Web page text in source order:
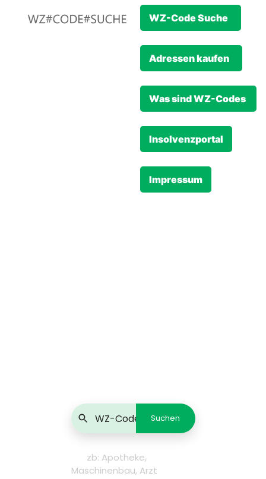
WZ-Code Suche
Adressen kaufen
Was sind WZ-Codes
Insolvenzportal
Impressum
zb: Apotheke,
Maschinenbau, Arzt